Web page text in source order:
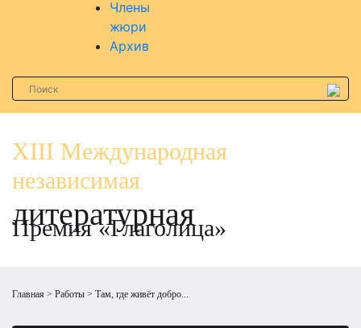
Члены
жюри
Архив
XIII Международная
независимая
литературная
Премия «Глаголица»
Главная Работы Там, где живёт добро...